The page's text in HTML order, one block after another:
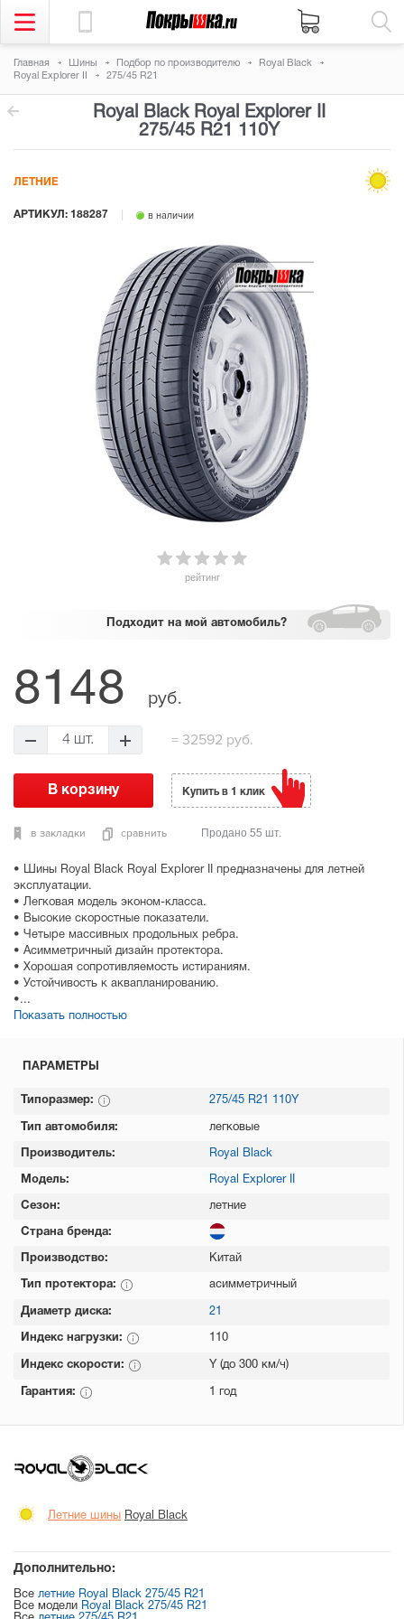
Главная Шины Подбор по производителю
Royal Black
Royal Explorer II
275/45 R21
Royal Black Royal Explorer II
275/45 R21 110Y
рейтинг
АРТИКУЛ: 188287 в наличии
ЛЕТНИЕ
Подходит на мой автомобиль?
• Шины Royal Black Royal Explorer II предназначены для летней
эксплуатации.
• Легковая модель эконом-класса.
• Высокие скоростные показатели.
• Четыре массивных продольных ребра.
• Асимметричный дизайн протектора.
• Хорошая сопротивляемость истираниям.
• Устойчивость к аквапланированию.
•...
Показать полностью
8148 руб.
4 шт. = 32592 руб.
в закладки сравнить
Купить в 1 клик
Продано 55 шт.
ПАРАМЕТРЫ
Типоразмер: 275/45 R21 110Y
Тип автомобиля: легковые
Производитель: Royal Black
Модель: Royal Explorer II
Сезон: летние
Страна бренда:
Производство: Китай
Тип протектора: асимметричный
Диаметр диска: 21
Индекс нагрузки: 110
Индекс скорости: Y (до 300 км/ч)
Гарантия: 1 год
Летние шины Royal Black
Дополнительно:
Все летние Royal Black 275/45 R21
Все модели Royal Black 275/45 R21